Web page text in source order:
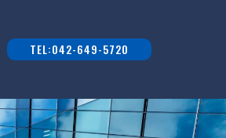
TEL:042-649-5720